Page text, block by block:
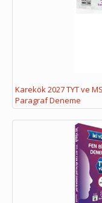
Karekök 2027 TYT ve
Paragraf Deneme